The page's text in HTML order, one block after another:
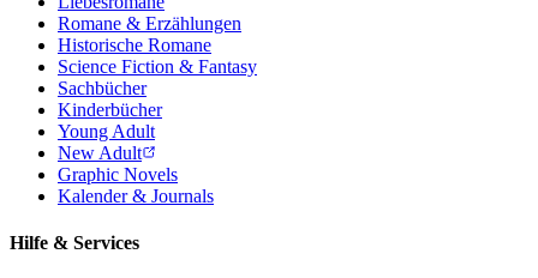
Romane & Erzählungen
Historische Romane
Science Fiction & Fantasy
Sachbücher
Kinderbücher
Young Adult
New Adult
Graphic Novels
Kalender & Journals
Hilfe & Services